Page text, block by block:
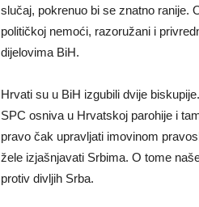
slučaj, pokrenuo bi se znatno ranije.
političkoj nemoći, razoružani i
dijelovima BiH.
Hrvati su u BiH izgubili dvije
SPC osniva u Hrvatskoj parohije i
pravo čak upravljati imovinom
žele izjašnjavati Srbima. O tome
protiv divljih Srba.